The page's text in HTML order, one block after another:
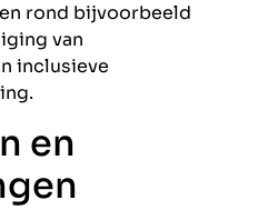
rond bijvoorbeeld
van
inclusieve
en